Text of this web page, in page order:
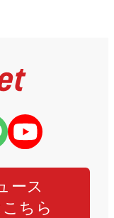
ース
ちら